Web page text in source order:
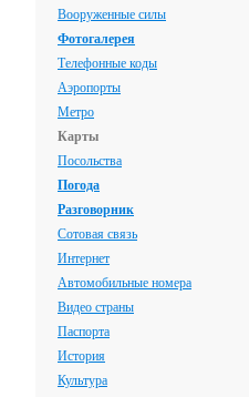
Вооруженные силы
Фотогалерея
Телефонные коды
Аэропорты
Метро
Карты
Посольства
Погода
Разговорник
Сотовая связь
Интернет
Автомобильные номера
Видео страны
Паспорта
История
Культура